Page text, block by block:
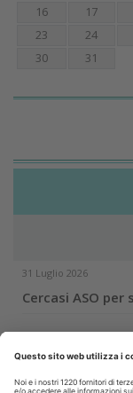
16
17
23
24
30
31
31 Luglio 2026
Cercasi ASO
Cercasi